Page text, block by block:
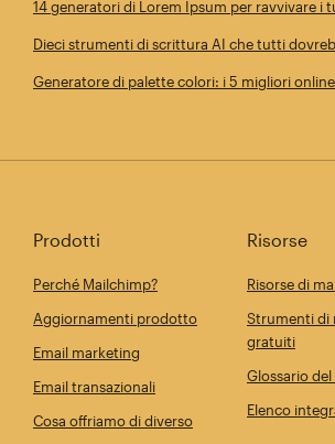
14 generatori di Lorem Ipsum per ravvivare i
Dieci strumenti di scrittura AI che tutti
Generatore di palette colori: i 5 migliori online
Prodotti
Perché Mailchimp?
Aggiornamenti prodotto
Email marketing
Email transazionali
Cosa offriamo di diverso
Risorse
Risorse di
Strumenti di
gratuiti
Glossario
Elenco